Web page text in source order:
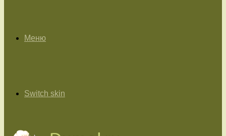
Меню
Switch skin